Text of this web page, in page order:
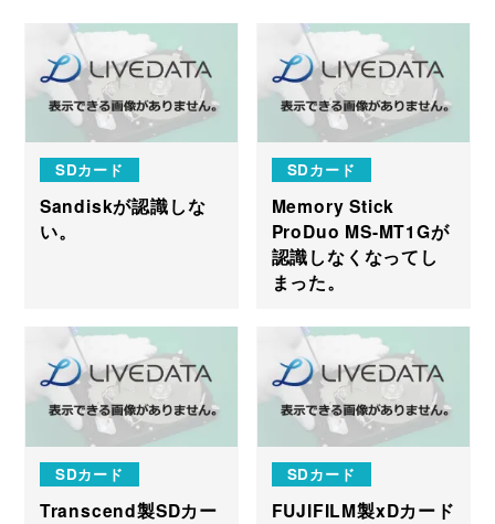
SDカード
Sandiskが認識しな
い。
SDカード
Memory Stick
ProDuo MS-MT1Gが
認識しなくなってし
まった。
SDカード
Transcend製SDカー
SDカード
FUJIFILM製xDカード